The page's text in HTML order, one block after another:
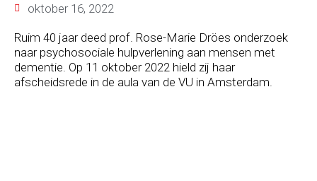
oktober 16, 2022
Ruim 40 jaar deed prof. Rose-Marie Dröes onderzoek
naar psychosociale hulpverlening aan mensen met
dementie. Op 11 oktober 2022 hield zij haar
afscheidsrede in de aula van de VU in Amsterdam.